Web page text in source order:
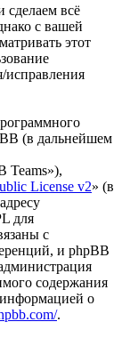
сделаем всё
с вашей
этот
исправления
(в дальнейшем
Teams»),
License v2» (в
для
с
и phpBB
содержания
о
.